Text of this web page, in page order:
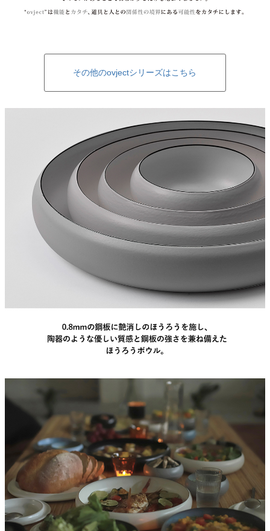
その他のovjectシリーズはこちら